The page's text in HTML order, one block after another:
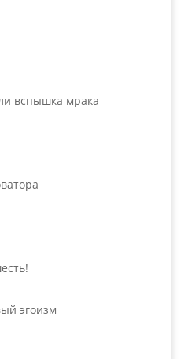
вспышка мрака
эгоизм